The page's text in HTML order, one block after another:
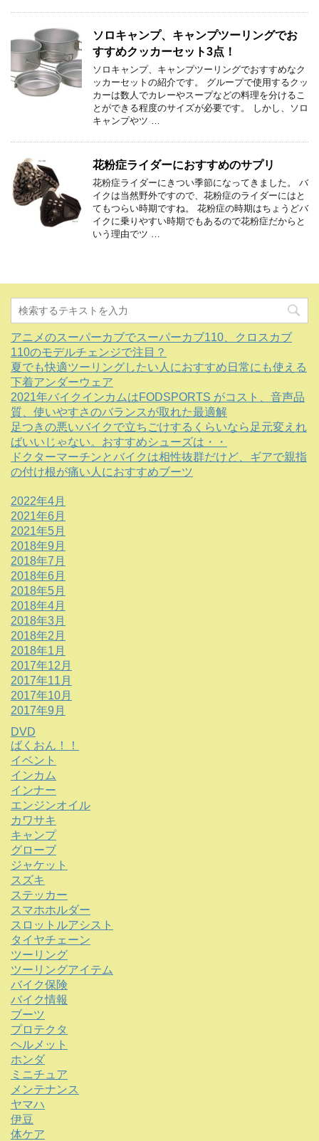
ソロキャンプ、キャンプツーリングでお
すすめクッカーセット3点！
ソロキャンプ、キャンプツーリングでおすすめなク
ッカーセットの紹介です。 グループで使用するクッ
カーは数人でカレーやスープなどの料理を分けるこ
とができる程度のサイズが必要です。 しかし、ソロ
キャンプやツ …
花粉症ライダーにおすすめのサプリ
花粉症ライダーにきつい季節になってきました。 バ
イクは当然野外ですので、花粉症のライダーにはと
てもつらい時期ですね。 花粉症の時期はちょうどバ
イクに乗りやすい時期でもあるので花粉症だからと
いう理由でツ …
アニメのスーパーカブでスーパーカブ110、クロスカブ
110のモデルチェンジで注目？
夏でも快適ツーリングしたい人におすすめ日常にも使える
下着アンダーウェア
2021年バイクインカムはFODSPORTS がコスト、音声品
質、使いやすさのバランスが取れた最適解
足つきの悪いバイクで立ちごけするくらいなら足元変えれ
ばいいじゃない。おすすめシューズは・・
ドクターマーチンとバイクは相性抜群だけど、ギアで親指
の付け根が痛い人におすすめブーツ
2022年4月
2021年6月
2021年5月
2018年9月
2018年7月
2018年6月
2018年5月
2018年4月
2018年3月
2018年2月
2018年1月
2017年12月
2017年11月
2017年10月
2017年9月
DVD
ばくおん！！
イベント
インカム
インナー
エンジンオイル
カワサキ
キャンプ
グローブ
ジャケット
スズキ
ステッカー
スマホホルダー
スロットルアシスト
タイヤチェーン
ツーリング
ツーリングアイテム
バイク保険
バイク情報
ブーツ
プロテクタ
ヘルメット
ホンダ
ミニチュア
メンテナンス
ヤマハ
伊豆
体ケア